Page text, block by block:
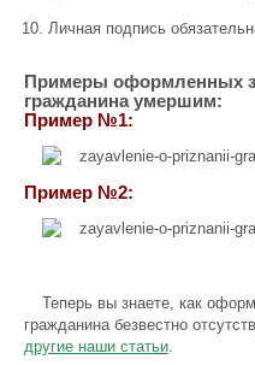
Личная подпись
Примеры оформленных
гражданина умершим:
Пример №1:
Пример №2:
Теперь вы знаете, как
гражданина безвестно
другие наши статьи.